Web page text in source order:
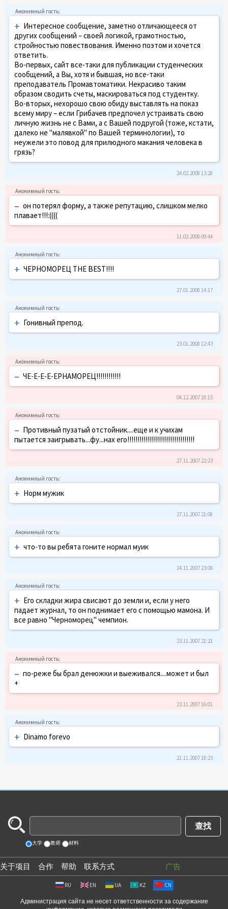
+ Интересное сообщение, заметно отличающееся от
других сообщений – своей логикой, грамотностью,
стройностью повествования. Именно поэтом и хочется
ответить.
Во-первых, сайт все-таки для публикации студенческих
сообщений, а Вы, хотя и бывшая, но все-таки
преподаватель Промавтоматики. Некрасиво таким
образом сводить счеты, маскироваться под студентку.
Во-вторых, нехорошо свою обиду выставлять на показ
всему миру – если Грибачев предпочел устраивать свою
личную жизнь не с Вами, а с Вашей подругой (тоже, кстати,
далеко не "малявкой" по Вашей терминологии), то
неужели это повод для прилюдного макания человека в
грязь?
24.02.2008 13:28
– он потерял форму, а также репутацию, слишком мелко
плавает!!!:((((
11.02.2008 09:44
+ ЧЕРНОМОРЕЦ THE BEST!!!!
27.01.2008 14:17
+ Гонивный препод.
23.01.2008 12:43
– ЧЕ-Е-Е-Е-ЕРНАМОРЕЦ!!!!!!!!!!!!
04.12.2007 18:15
– Противный пузатый отстойник....еще и к учихам
пытается заигрывать...фу...нах его!!!!!!!!!!!!!!!!!!!!!!!!!!!!!!!!!
27.11.2007 22:23
+ Норм мужик
27.11.2007 21:08
+ что-то вы ребята гоните нормал муик
24.11.2007 23:06
+ Его складки жира свисают до земли и, если у него
падает журнал, то он поднимает его с помощью мамона. И
все равно "Черноморец" чемпион.
23.11.2007 21:21
– по-реже бы брал денюжки и выеживался....может и был
+
23.11.2007 16:01
+ Dinamo forevo
21.11.2007 18:23
大学 教师 材料
关于项目 合作 帮助 联系方式 广告
RU EN UA KZ CN
Администрация сайта не несет ответственности за содержание